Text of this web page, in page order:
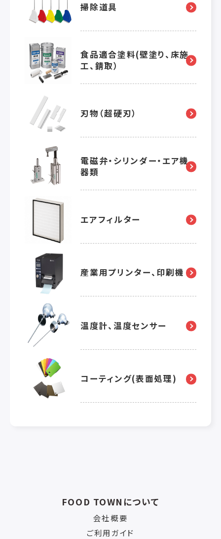
掃除道具
食品適合塗料(壁塗り、床施
工、錆取）
刃物（超硬刃）
電磁弁・シリンダー・エア機
器類
エアフィルター
産業用プリンター、印刷機
温度計、温度センサー
コーティング(表面処理)
FOOD TOWNについて
会社概要
ご利用ガイド